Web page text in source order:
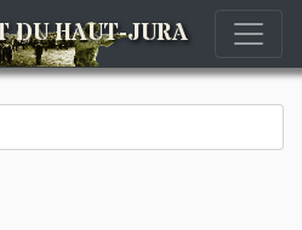
DU HAUT-JURA